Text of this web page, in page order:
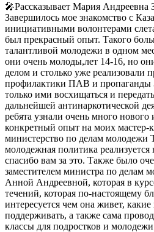
🎤Рассказывает Мария Андреевна
Завершилось мое знакомство с
инициативными волонтерами
был прекрасный опыт. Такого
талантливой молодежи в одном
они очень молоды,лет 14-16, но
делом и столько уже реализовали
профилактики ПАВ и пропаганды
только ими восхищаться и
дальнейшей антинаркотической
ребята узнали очень много
конкретный опыт на моих мастер-
министерство по делам молодежи
молодежная политика
спасибо вам за это. Также было
заместителем министра по делам
Анной Андреевной, которая в
течений, которая по-настоящему
интересуется чем она живет,
поддерживать, а также сама
классы для подростков и